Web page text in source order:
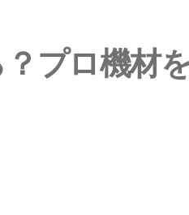
プロ機材